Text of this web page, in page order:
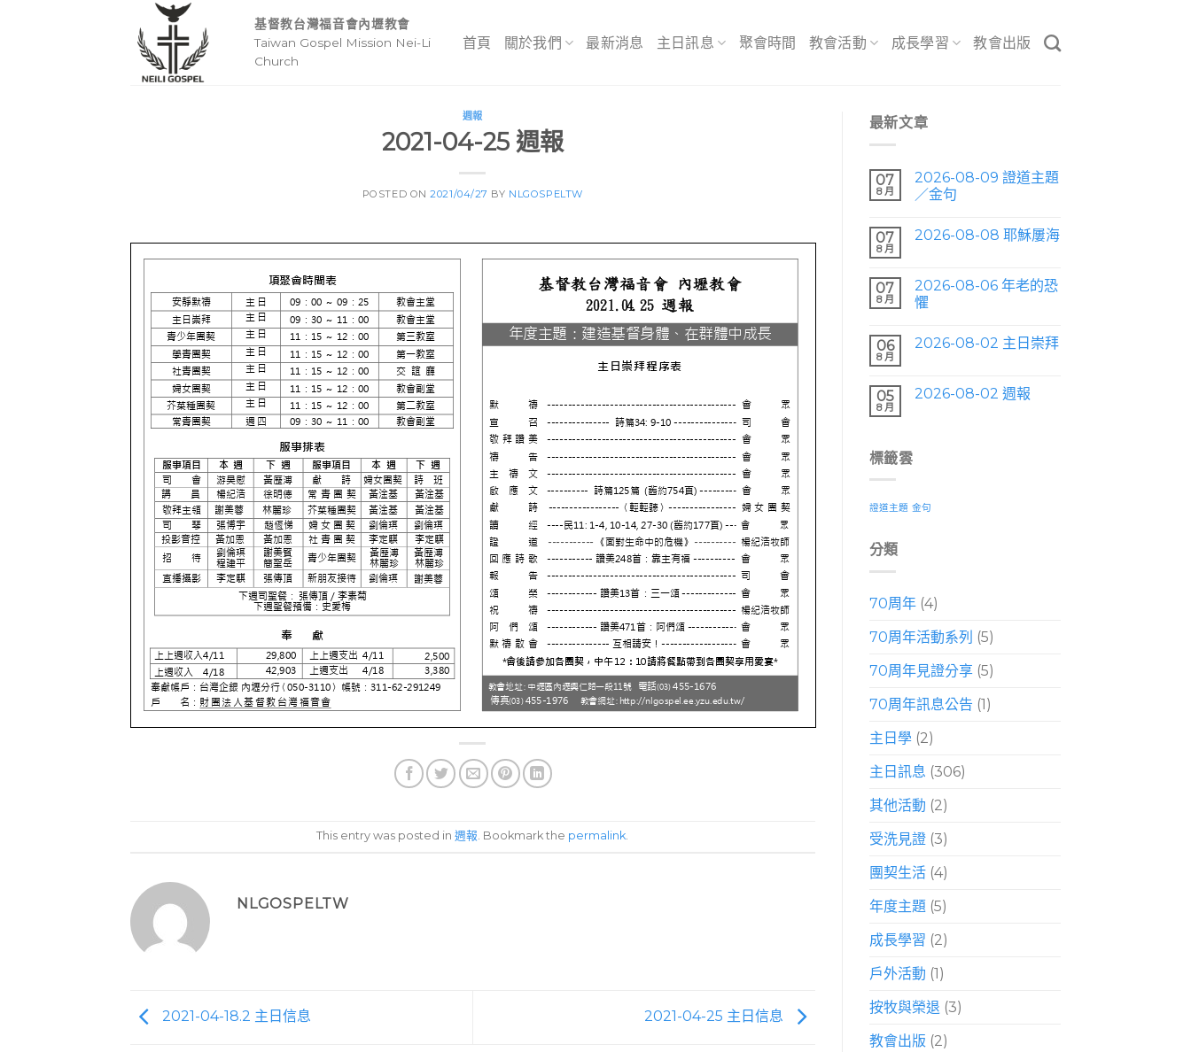
基督教台灣福音會內壢教會
Taiwan Gospel Mission Nei-Li
Church
首頁 關於我們 最新消息 主日訊息 聚會時間 教會活動 成長學習 教會出版
週報
2021-04-25 週報
POSTED ON2021/04/27 BY NLGOSPELTW
This entry was posted in週報. Bookmark the permalink.
NLGOSPELTW
2021-04-18.2 主日信息 2021-04-25 主日信息
最新文章
07
8 月
2026-08-09 證道主題
／金句
07
8 月
2026-08-08 耶穌屢海
07
8 月
2026-08-06 年老的恐
懼
06
8 月
2026-08-02 主日崇拜
05
8 月
2026-08-02 週報
標籤雲
證道主題 金句
分類
70周年(4)
70周年活動系列 (5)
70周年見證分享(5)
70周年訊息公告 (1)
主日學(2)
主日訊息 (306)
其他活動 (2)
受洗見證(3)
團契生活(4)
年度主題(5)
成長學習 (2)
戶外活動 (1)
按牧與榮退 (3)
教會出版 (2)